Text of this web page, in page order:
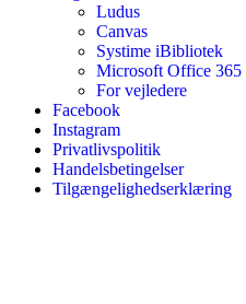
Ludus
Canvas
Systime iBibliotek
Microsoft Office 365
For vejledere
Facebook
Instagram
Privatlivspolitik
Handelsbetingelser
Tilgængelighedserklæring